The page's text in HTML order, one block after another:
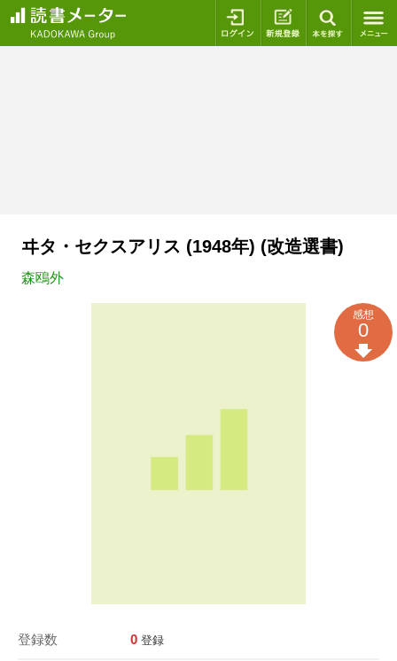
ログイン 新規登録
ヰタ・セクスアリス (1948年) (改造選書)
森鴎外
登録数 0 登録
感想
0